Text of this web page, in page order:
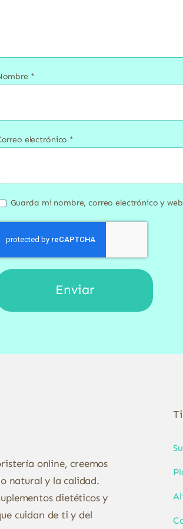
*
electrónico *
Guarda mi nombre, correo electrónico y
online, creemos
natural y la calidad.
dietéticos y
cuidan de ti y del